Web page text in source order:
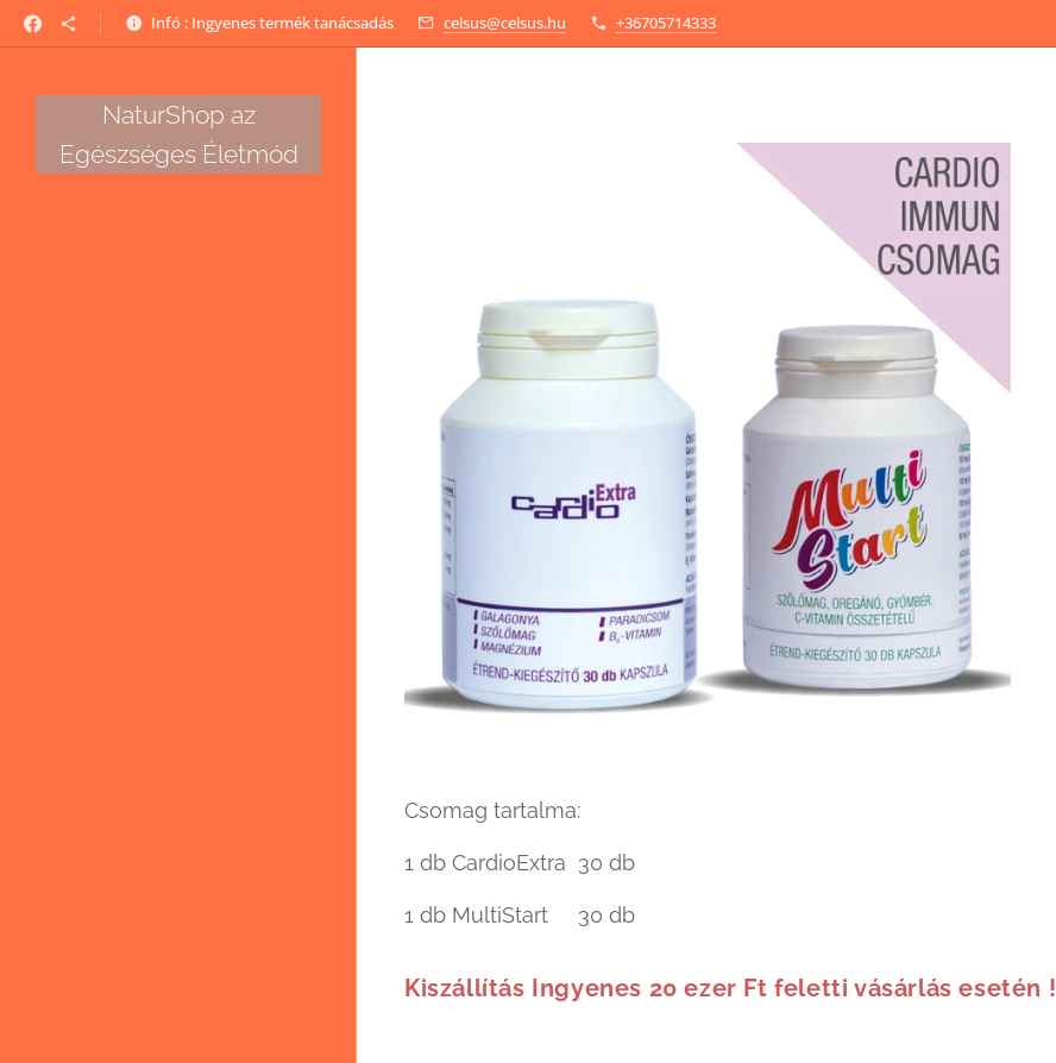
Infó : Ingyenes termék tanácsadás celsus@celsus.hu +36705714333
NaturShop az
Egészséges Életmód
Csomag tartalma:
1 db CardioExtra 30 db
1 db MultiStart 30 db
Kiszállítás Ingyenes 20 ezer Ft feletti vásárlás esetén !